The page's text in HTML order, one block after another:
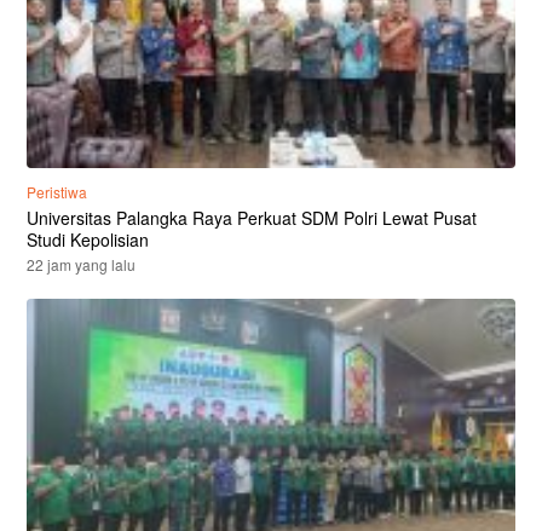
Peristiwa
Universitas Palangka Raya Perkuat SDM Polri Lewat Pusat
Studi Kepolisian
22 jam yang lalu